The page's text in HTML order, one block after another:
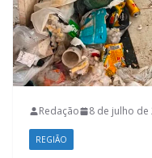
Redação 8 de julho de
REGIÃO